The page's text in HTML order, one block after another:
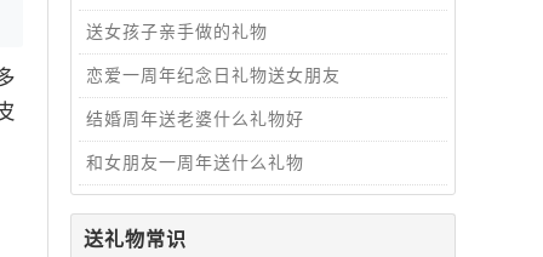
送女孩子亲手做的礼物
恋爱一周年纪念日礼物送女朋友
结婚周年送老婆什么礼物好
和女朋友一周年送什么礼物
送礼物常识